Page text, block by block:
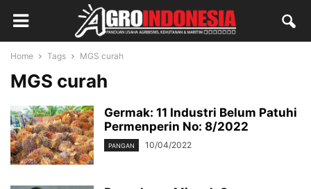
Home Tags MGS curah
MGS curah
Germak: 11 Industri Belum Patuhi
Permenperin No: 8/2022
PANGAN 10/04/2022